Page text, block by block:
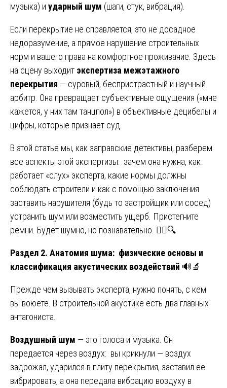
музыка) и ударный шум (шаги, стук, вибрация).
Если перекрытие не справляется, это не досадное
недоразумение, а прямое нарушение строительных
норм и вашего права на комфортное проживание. Здесь
на сцену выходит экспертиза межэтажного
перекрытия — суровый, беспристрастный и научный
арбитр. Она превращает субъективные ощущения («мне
кажется, у них там танцпол») в объективные децибелы и
цифры, которые признает суд.
В этой статье мы, как заправские детективы, разберем
все аспекты этой экспертизы: зачем она нужна, как
работает «слух» эксперта, какие нормы должны
соблюдать строители и как с помощью заключения
заставить нарушителя (будь то застройщик или сосед)
устранить шум или возместить ущерб. Пристегните
ремни. Будет шумно, но познавательно. 🕵️‍♂️🔍
Раздел 2. Анатомия шума: физические основы и
классификация акустических воздействий 🔊🔬
Прежде чем вызывать эксперта, нужно понять, с кем
вы воюете. В строительной акустике есть два главных
антагониста.
Воздушный шум — это голоса и музыка. Он
передается через воздух: вы крикнули — воздух
задрожал, ударился в плиту перекрытия, заставил ее
вибрировать, а она передала вибрацию воздуху в